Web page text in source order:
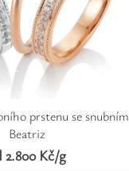
prstenu se snubním
Beatriz
2.800 Kč/g